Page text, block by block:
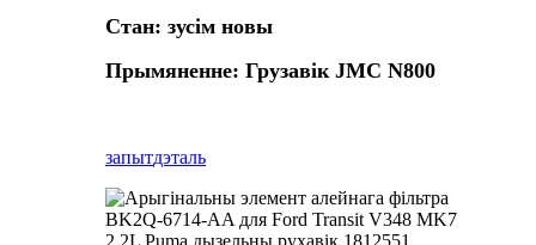
Стан: зусім новы
Прымяненне: Грузавік JMC N800
запытдэталь